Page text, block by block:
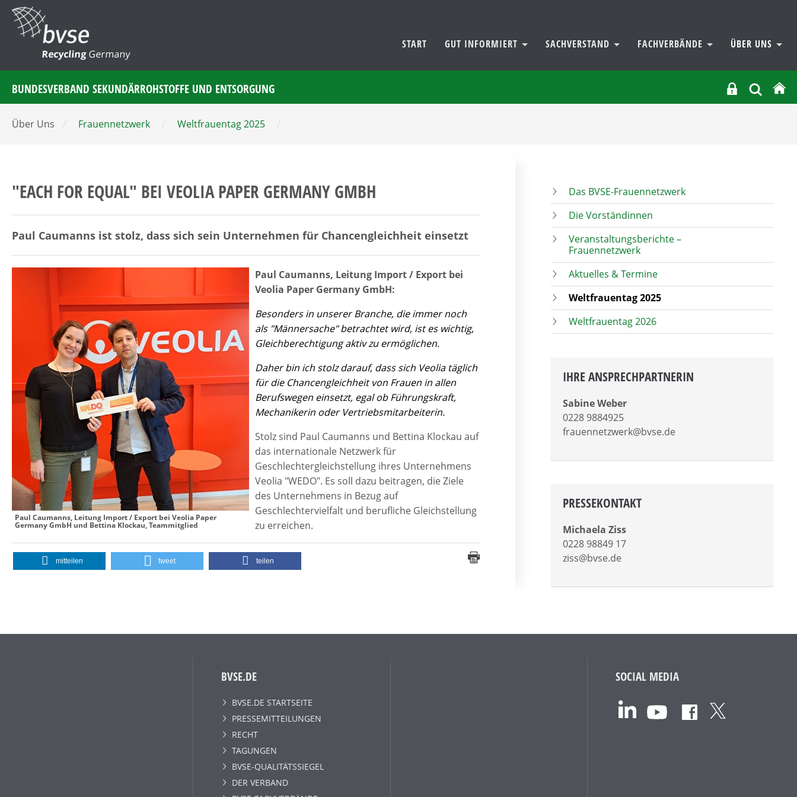
RecyclingGermany
START GUT INFORMIERT SACHVERSTAND FACHVERBÄNDE ÜBER UNS
BUNDESVERBAND SEKUNDÄRROHSTOFFE UND ENTSORGUNG
Über Uns / Frauennetzwerk / Weltfrauentag 2025 /
"EACH FOR EQUAL" BEI VEOLIA PAPER GERMANY GMBH
Paul Caumanns ist stolz, dass sich sein Unternehmen für Chancengleichheit einsetzt
Paul Caumanns, Leitung Import / Export bei Veolia Paper
Germany GmbH und Bettina Klockau, Teammitglied
Paul Caumanns, Leitung Import / Export bei
Veolia Paper Germany GmbH:
Besonders in unserer Branche, die immer noch
als "Männersache" betrachtet wird, ist es wichtig,
Gleichberechtigung aktiv zu ermöglichen.
Daher bin ich stolz darauf, dass sich Veolia täglich
für die Chancengleichheit von Frauen in allen
Berufswegen einsetzt, egal ob Führungskraft,
Mechanikerin oder Vertriebsmitarbeiterin.
Stolz sind Paul Caumanns und Bettina Klockau auf
das internationale Netzwerk für
Geschlechtergleichstellung ihres Unternehmens
Veolia "WEDO". Es soll dazu beitragen, die Ziele
des Unternehmens in Bezug auf
Geschlechtervielfalt und berufliche Gleichstellung
zu erreichen.
mitteilen tweet teilen
Das BVSE-Frauennetzwerk
Die Vorständinnen
Veranstaltungsberichte –
Frauennetzwerk
Aktuelles & Termine
Weltfrauentag 2025
Weltfrauentag 2026
IHRE ANSPRECHPARTNERIN
Sabine Weber
0228 9884925
frauennetzwerk@bvse.de
PRESSEKONTAKT
Michaela Ziss
0228 98849 17
ziss@bvse.de
BVSE.DE
BVSE.DE STARTSEITE
PRESSEMITTEILUNGEN
RECHT
TAGUNGEN
BVSE-QUALITÄTSSIEGEL
DER VERBAND
SOCIAL MEDIA